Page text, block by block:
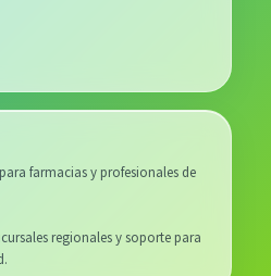
farmacias y profesionales de
regionales y soporte para